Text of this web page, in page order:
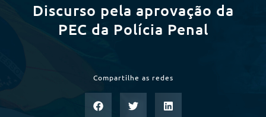
Discurso pela aprovação da
PEC da Polícia Penal
Compartilhe as redes